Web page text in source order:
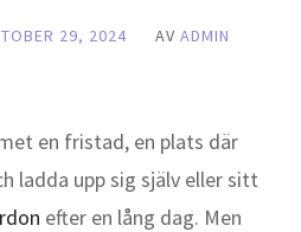
29, 2024 AV ADMIN
en fristad, en plats där
ladda upp sig själv eller sitt
efter en lång dag. Men